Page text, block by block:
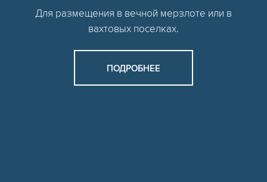
Для размещения в вечной мерзлоте или в
вахтовых поселках.
ПОДРОБНЕЕ